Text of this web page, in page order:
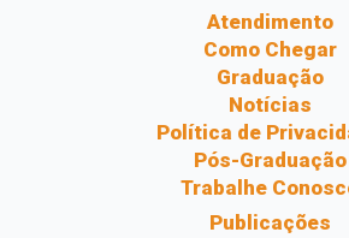
Atendimento
Como Chegar
Graduação
Notícias
Política de
Pós-Graduação
Trabalhe
Publicações